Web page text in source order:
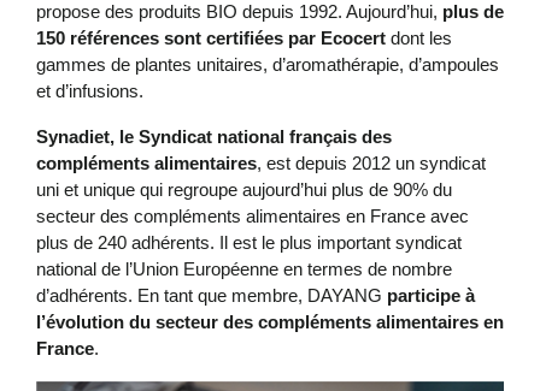
propose des produits BIO depuis 1992. Aujourd’hui, plus de
150 références sont certifiées par Ecocert dont les
gammes de plantes unitaires, d’aromathérapie, d’ampoules
et d’infusions.
Synadiet, le Syndicat national français des
compléments alimentaires, est depuis 2012 un syndicat
uni et unique qui regroupe aujourd’hui plus de 90% du
secteur des compléments alimentaires en France avec
plus de 240 adhérents. Il est le plus important syndicat
national de l’Union Européenne en termes de nombre
d’adhérents. En tant que membre, DAYANG participe à
l’évolution du secteur des compléments alimentaires en
France.